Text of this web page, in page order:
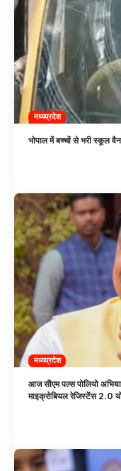
मध्यप्रदेश
भोपाल में बच्चों से भरी स्कूल
मध्यप्रदेश
आज सीएम पल्स पोलियो
माइक्रोबियल रेजिस्टेंस 2.0